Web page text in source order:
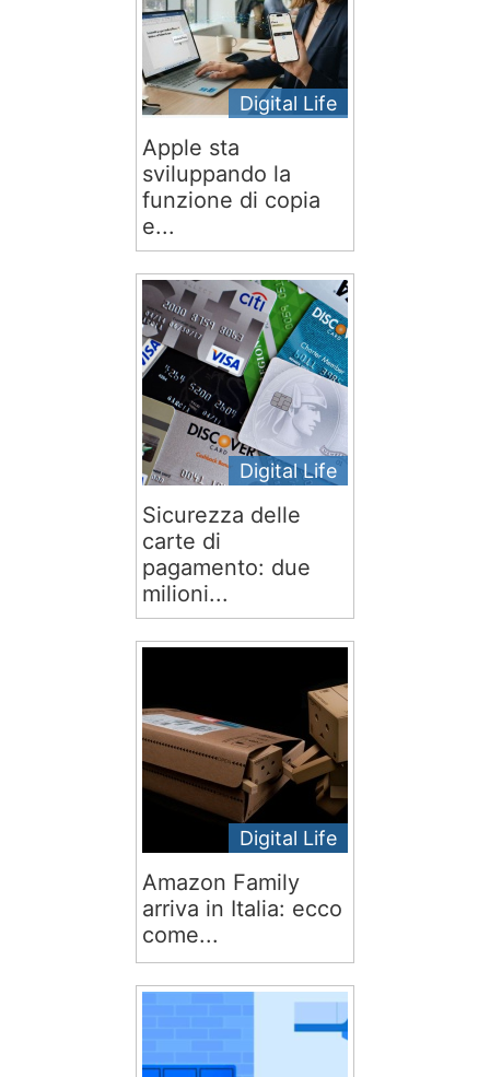
Digital Life
Apple sta
sviluppando la
funzione di copia
e...
Digital Life
Sicurezza delle
carte di
pagamento: due
milioni...
Digital Life
Amazon Family
arriva in Italia: ecco
come...